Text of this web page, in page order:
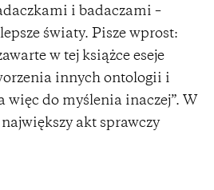
i badaczami –
światy. Pisze wprost:
w tej książce eseje
innych ontologii i
więc do myślenia inaczej”. W
akt sprawczy